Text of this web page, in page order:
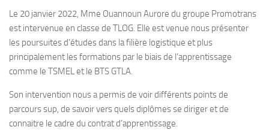
Le 20 janvier 2022, Mme Ouannoun Aurore du groupe Promotrans
est intervenue en classe de TLOG. Elle est venue nous présenter
les poursuites d’études dans la filière logistique et plus
principalement les formations par le biais de l’apprentissage
comme le TSMEL et le BTS GTLA.
Son intervention nous a permis de voir différents points de
parcours sup, de savoir vers quels diplômes se diriger et de
connaitre le cadre du contrat d’apprentissage.